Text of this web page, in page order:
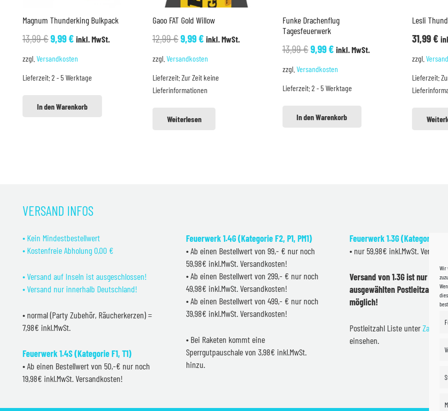
Wir
Magnum Thunderking Bulkpack
13,99€Ursprünglicher
Preis
13,99 €
9,99€Aktueller
9,99 €.
inkl. MwSt.
zzgl. Versandkosten
Lieferzeit:2 - 5 Werktage
In den Warenkorb
Gaoo FAT Gold Willow
12,99€Ursprünglicher
Preis
12,99 €
9,99€Aktueller
9,99 €.
inkl. MwSt.
zzgl. Versandkosten
Lieferzeit:Zur Zeit keine
Lieferinformationen
Weiterlesen
Funke Drachenflug
Tagesfeuerwerk
13,99€Ursprünglicher
Preis
13,99 €
9,99€Aktueller
9,99 €.
inkl. MwSt.
zzgl. Versandkosten
Lieferzeit:2 - 5 Werktage
In den Warenkorb
Lesli
31,99€
zzgl.
Lieferzeit:
VERSAND INFOS
• Kein Mindestbestellwert
• Kostenfreie Abholung 0,00 €
• Versand auf Inseln ist ausgeschlossen!
• Versand nur innerhalb Deutschland!
• normal (Party Zubehör, Räucherkerzen) =
7,98€ inkl.MwSt.
Feuerwerk 1.4S (Kategorie F1, T1)
• Ab einen Bestellwert von 50,-€ nur noch
19,98€ inkl.MwSt. Versandkosten!
Feuerwerk 1.4G (Kategorie F2, P1, PM1)
• Ab einen Bestellwert von 99,- € nur noch
59,98€ inkl.MwSt. Versandkosten!
• Ab einen Bestellwert von 299,- € nur noch
49,98€ inkl.MwSt. Versandkosten!
• Ab einen Bestellwert von 499,- € nur noch
39,98€ inkl.MwSt. Versandkosten!
• Bei Raketen kommt eine
Sperrgutpauschale von 3,98€ inkl.MwSt.
hinzu.
Feuerwerk 1.3G (Kategorie F2)
• nur 59,98€ inkl.MwSt.
Versand von 1.3G ist nur
ausgewählten Postleitzahlen
möglich!
Postleitzahl Liste unter
einsehen.